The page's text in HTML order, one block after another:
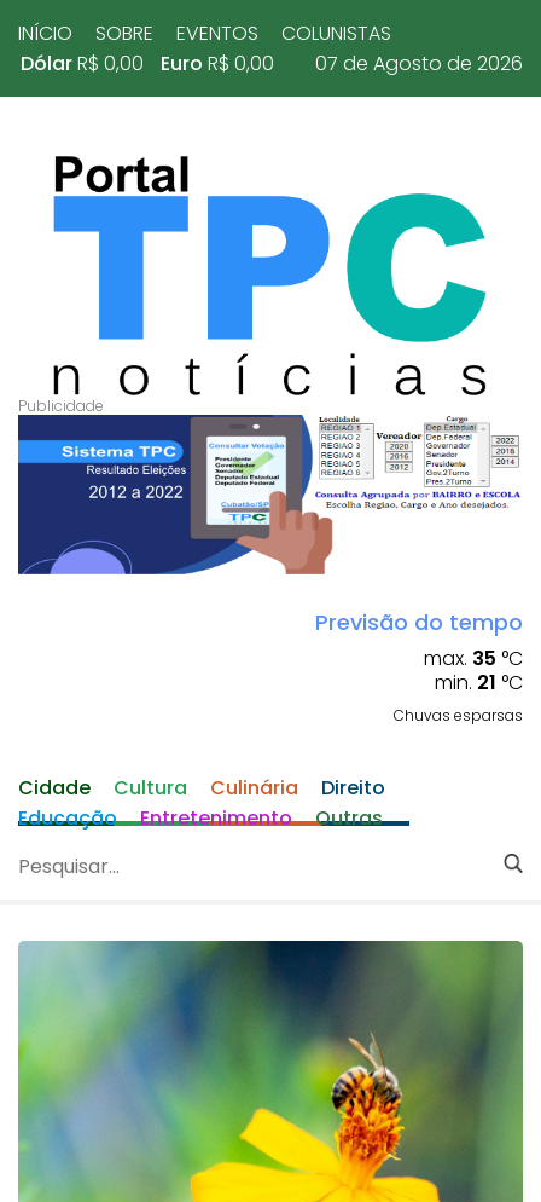
INÍCIO SOBRE EVENTOS
COLUNISTAS
DólarR$ 0,00 Euro R$ 0,00 07 de Agosto de 2026
Previsão do tempo
max. 35 °C
min. 21 °C
Chuvas esparsas
Cidade Cultura Culinária
Direito
Educação
Entretenimento Outras